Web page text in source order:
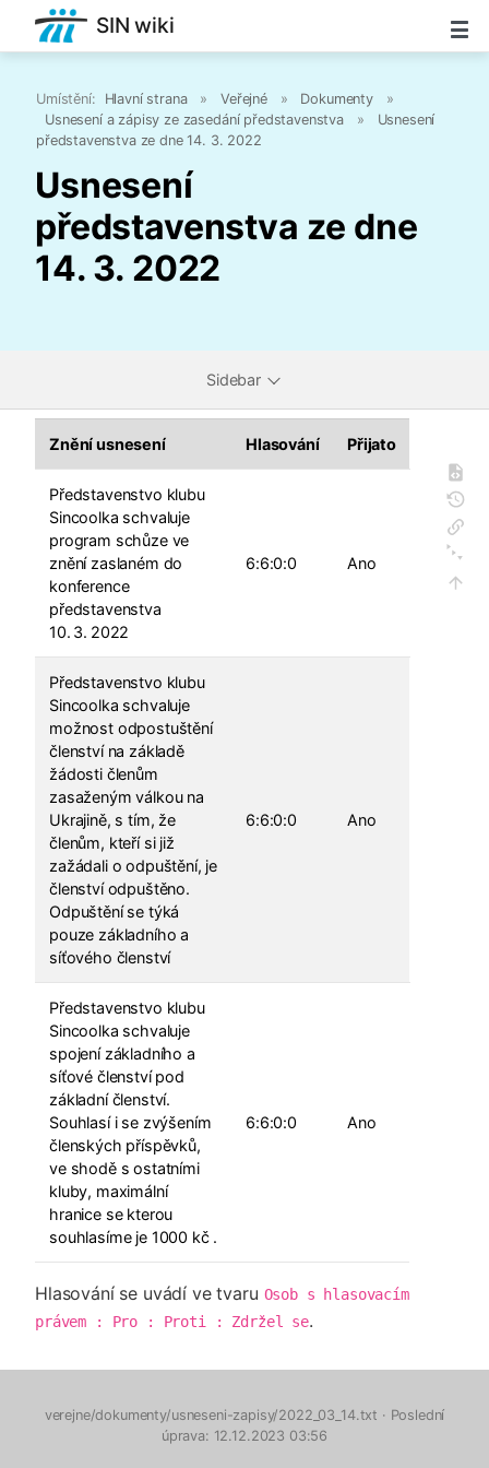
SIN wiki
Umístění: Hlavní strana » Veřejné » Dokumenty
»
Usnesení a zápisy ze zasedání představenstva
»
Usnesení
představenstva ze dne 14. 3. 2022
Usnesení
představenstva ze dne
14. 3. 2022
Sidebar
Znění usnesení Hlasování Přijato
Představenstvo klubu
Sincoolka schvaluje
program schůze ve
znění zaslaném do
konference
představenstva
10. 3. 2022
6:6:0:0 Ano
Představenstvo klubu
Sincoolka schvaluje
možnost odpostuštění
členství na základě
žádosti členům
zasaženým válkou na
Ukrajině, s tím, že
členům, kteří si již
zažádali o odpuštění, je
členství odpuštěno.
Odpuštění se týká
pouze základního a
síťového členství
6:6:0:0 Ano
Představenstvo klubu
Sincoolka schvaluje
spojení základního a
síťové členství pod
základní členství.
Souhlasí i se zvýšením
členských příspěvků,
ve shodě s ostatními
kluby, maximální
hranice se kterou
souhlasíme je 1000 kč .
6:6:0:0 Ano
Hlasování se uvádí ve tvaru Osob s hlasovacím
právem : Pro : Proti : Zdržel se.
verejne/dokumenty/usneseni-zapisy/2022_03_14.txt · Poslední
úprava: 12.12.2023 03:56